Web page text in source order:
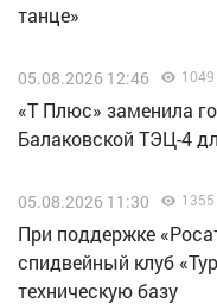
танце»
05.08.2026 12:46 1049
«Т Плюс» заменила
Балаковской ТЭЦ-4
05.08.2026 11:30 1355
При поддержке
спидвейный клуб
техническую базу